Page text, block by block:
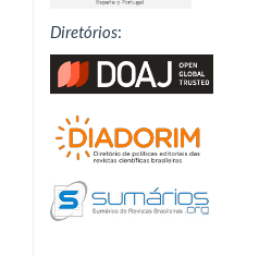
Diretórios: